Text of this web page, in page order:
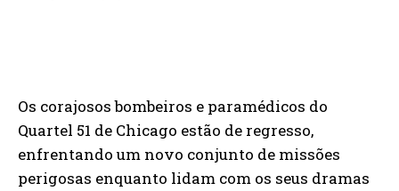
Os corajosos bombeiros e paramédicos do
Quartel 51 de Chicago estão de regresso,
enfrentando um novo conjunto de missões
perigosas enquanto lidam com os seus dramas